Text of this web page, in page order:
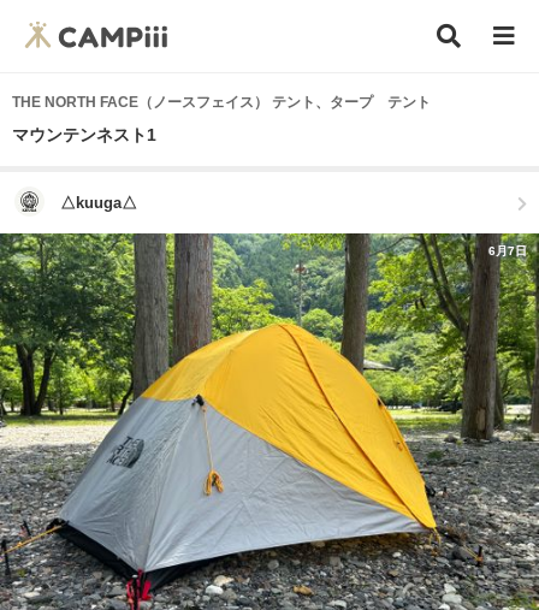
THE NORTH FACE（ノースフェイス） テント、タープ テント
マウンテンネスト1
△kuuga△
6月7日